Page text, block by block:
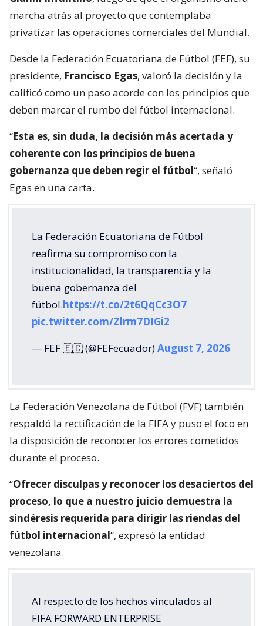
marcha atrás al proyecto que contemplaba
privatizar las operaciones comerciales del Mundial.
Desde la Federación Ecuatoriana de Fútbol (FEF), su
presidente, Francisco Egas, valoró la decisión y la
calificó como un paso acorde con los principios que
deben marcar el rumbo del fútbol internacional.
“Esta es, sin duda, la decisión más acertada y
coherente con los principios de buena
gobernanza que deben regir el fútbol“, señaló
Egas en una carta.
La Federación Ecuatoriana de Fútbol
reafirma su compromiso con la
institucionalidad, la transparencia y la
buena gobernanza del
fútbol.https://t.co/2t6QqCc3O7
pic.twitter.com/Zlrm7DIGi2
— FEF 🇪🇨 (@FEFecuador)August 7, 2026
La Federación Venezolana de Fútbol (FVF) también
respaldó la rectificación de la FIFA y puso el foco en
la disposición de reconocer los errores cometidos
durante el proceso.
“Ofrecer disculpas y reconocer los desaciertos del
proceso, lo que a nuestro juicio demuestra la
sindéresis requerida para dirigir las riendas del
fútbol internacional“, expresó la entidad
venezolana.
Al respecto de los hechos vinculados al
FIFA FORWARD ENTERPRISE